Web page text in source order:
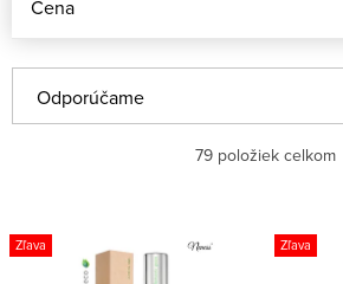
Cena
a
n
Odporúčame
Najpredávanejšie
79položiek celkom
V
ý
Zľava Zľava